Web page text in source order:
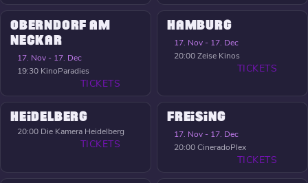
OBERNDORF AM
NECKAR
17. Nov - 17. Dec
19:30 KinoParadies
TICKETS
HAMBURG
17. Nov - 17. Dec
20:00Zeise Kinos
TICKETS
HEIDELBERG
20:00 Die Kamera Heidelberg
TICKETS
FREISING
17. Nov - 17. Dec
20:00CineradoPlex
TICKETS